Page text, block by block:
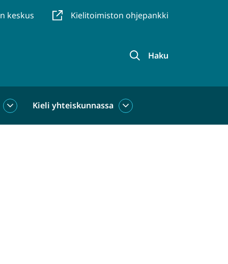
keskus Kielitoimiston ohjepankki
Haku
Kieli
Kieli yhteiskunnassa
Kieli